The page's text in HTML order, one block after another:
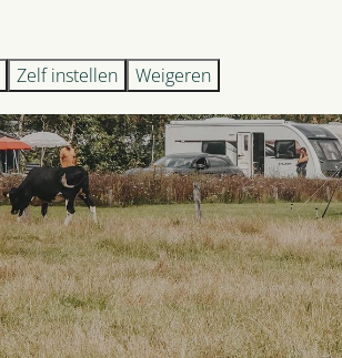
Zelf instellen Weigeren